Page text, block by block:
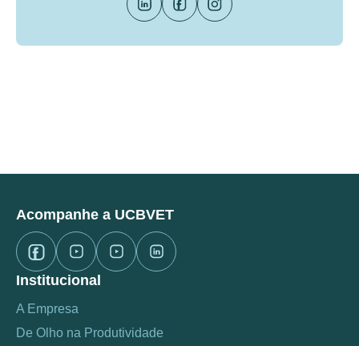
Acompanhe a UCBVET
Institucional
A Empresa
De Olho na Produtividade